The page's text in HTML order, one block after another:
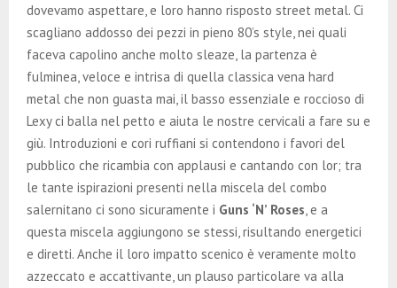
dovevamo aspettare, e loro hanno risposto street metal. Ci
scagliano addosso dei pezzi in pieno 80’s style, nei quali
faceva capolino anche molto sleaze, la partenza è
fulminea, veloce e intrisa di quella classica vena hard
metal che non guasta mai, il basso essenziale e roccioso di
Lexy ci balla nel petto e aiuta le nostre cervicali a fare su e
giù. Introduzioni e cori ruffiani si contendono i favori del
pubblico che ricambia con applausi e cantando con lor; tra
le tante ispirazioni presenti nella miscela del combo
salernitano ci sono sicuramente i Guns ‘N’ Roses , e a
questa miscela aggiungono se stessi, risultando energetici
e diretti. Anche il loro impatto scenico è veramente molto
azzeccato e accattivante, un plauso particolare va alla